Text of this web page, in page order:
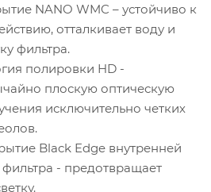
NANO WMC – устойчиво к
отталкивает воду и
фильтра.
полировки HD -
плоскую оптическую
исключительно четких
Black Edge внутренней
- предотвращает